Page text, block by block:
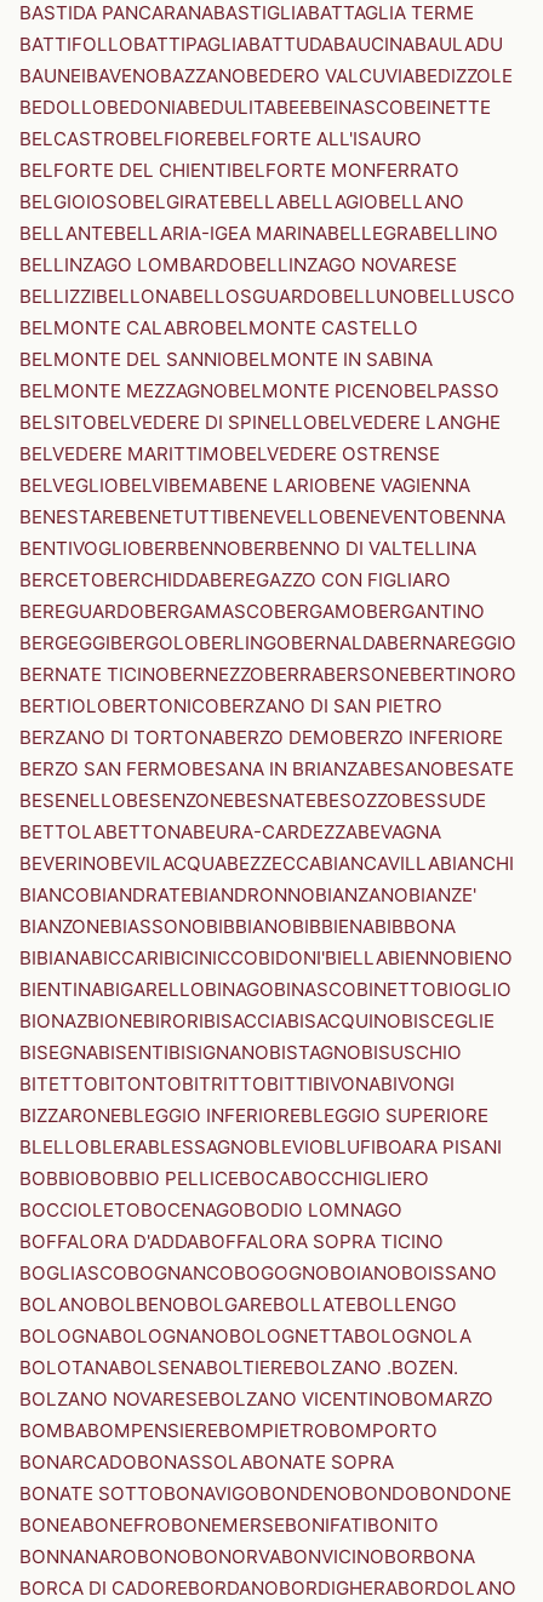
BASTIDA PANCARANABASTIGLIABATTAGLIA TERME
BATTIFOLLOBATTIPAGLIABATTUDABAUCINABAULADU
BAUNEIBAVENOBAZZANOBEDERO VALCUVIABEDIZZOLE
BEDOLLOBEDONIABEDULITABEEBEINASCOBEINETTE
BELCASTROBELFIOREBELFORTE ALL'ISAURO
BELFORTE DEL CHIENTIBELFORTE MONFERRATO
BELGIOIOSOBELGIRATEBELLABELLAGIOBELLANO
BELLANTEBELLARIA-IGEA MARINABELLEGRABELLINO
BELLINZAGO LOMBARDOBELLINZAGO NOVARESE
BELLIZZIBELLONABELLOSGUARDOBELLUNOBELLUSCO
BELMONTE CALABROBELMONTE CASTELLO
BELMONTE DEL SANNIOBELMONTE IN SABINA
BELMONTE MEZZAGNOBELMONTE PICENOBELPASSO
BELSITOBELVEDERE DI SPINELLOBELVEDERE LANGHE
BELVEDERE MARITTIMOBELVEDERE OSTRENSE
BELVEGLIOBELVIBEMABENE LARIOBENE VAGIENNA
BENESTAREBENETUTTIBENEVELLOBENEVENTOBENNA
BENTIVOGLIOBERBENNOBERBENNO DI VALTELLINA
BERCETOBERCHIDDABEREGAZZO CON FIGLIARO
BEREGUARDOBERGAMASCOBERGAMOBERGANTINO
BERGEGGIBERGOLOBERLINGOBERNALDABERNAREGGIO
BERNATE TICINOBERNEZZOBERRABERSONEBERTINORO
BERTIOLOBERTONICOBERZANO DI SAN PIETRO
BERZANO DI TORTONABERZO DEMOBERZO INFERIORE
BERZO SAN FERMOBESANA IN BRIANZABESANOBESATE
BESENELLOBESENZONEBESNATEBESOZZOBESSUDE
BETTOLABETTONABEURA-CARDEZZABEVAGNA
BEVERINOBEVILACQUABEZZECCABIANCAVILLABIANCHI
BIANCOBIANDRATEBIANDRONNOBIANZANOBIANZE'
BIANZONEBIASSONOBIBBIANOBIBBIENABIBBONA
BIBIANABICCARIBICINICCOBIDONI'BIELLABIENNOBIENO
BIENTINABIGARELLOBINAGOBINASCOBINETTOBIOGLIO
BIONAZBIONEBIRORIBISACCIABISACQUINOBISCEGLIE
BISEGNABISENTIBISIGNANOBISTAGNOBISUSCHIO
BITETTOBITONTOBITRITTOBITTIBIVONABIVONGI
BIZZARONEBLEGGIO INFERIOREBLEGGIO SUPERIORE
BLELLOBLERABLESSAGNOBLEVIOBLUFIBOARA PISANI
BOBBIOBOBBIO PELLICEBOCABOCCHIGLIERO
BOCCIOLETOBOCENAGOBODIO LOMNAGO
BOFFALORA D'ADDABOFFALORA SOPRA TICINO
BOGLIASCOBOGNANCOBOGOGNOBOIANOBOISSANO
BOLANOBOLBENOBOLGAREBOLLATEBOLLENGO
BOLOGNABOLOGNANOBOLOGNETTABOLOGNOLA
BOLOTANABOLSENABOLTIEREBOLZANO .BOZEN.
BOLZANO NOVARESEBOLZANO VICENTINOBOMARZO
BOMBABOMPENSIEREBOMPIETROBOMPORTO
BONARCADOBONASSOLABONATE SOPRA
BONATE SOTTOBONAVIGOBONDENOBONDOBONDONE
BONEABONEFROBONEMERSEBONIFATIBONITO
BONNANAROBONOBONORVABONVICINOBORBONA
BORCA DI CADOREBORDANOBORDIGHERABORDOLANO